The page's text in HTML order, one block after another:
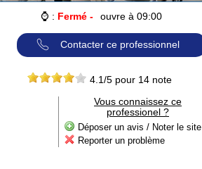
⌚ : Fermé - ouvre à 09:00
Contacter ce professionnel
4.1/5 pour 14 note
Vous connaissez ce
professionel ?
Déposer un avis / Noter le site
Reporter un problème